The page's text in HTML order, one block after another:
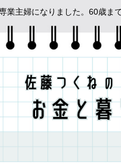
業主婦になりました。60歳ま